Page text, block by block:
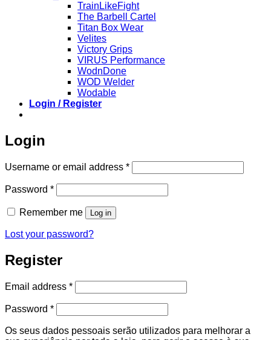
TrainLikeFight
The Barbell Cartel
Titan Box Wear
Velites
Victory Grips
VIRUS Performance
WodnDone
WOD Welder
Wodable
Login / Register
Login
Username or email address *Required
Password *Required
Remember me Log in
Lost your password?
Register
Email address *Required
Password *Required
Os seus dados pessoais serão utilizados para melhorar a